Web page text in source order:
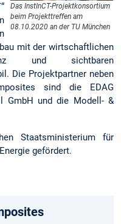
Das InstInCT-Projektkonsortium
beim Projekttreffen am
08.10.2020 an der TU München
mit der wirtschaftlichen
und sichtbaren
Die Projektpartner neben
sind die EDAG
GmbH und die Modell- &
Staatsministerium für
gefördert.